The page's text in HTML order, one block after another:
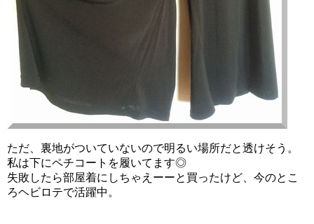
ただ、裏地がついていないので明るい場所だと透けそう。
私は下にペチコートを履いてます◎
失敗したら部屋着にしちゃえーーと買ったけど、今のとこ
ろヘビロテで活躍中。